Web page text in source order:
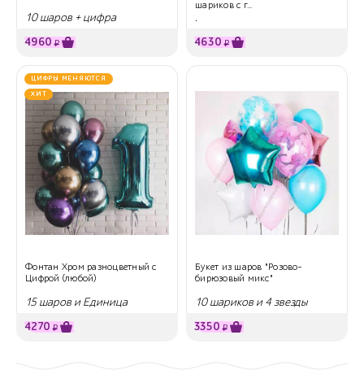
10 шаров + цифра
4960 ₽
шариков с г...
.
4630 ₽
ЦИФРЫ МЕНЯЮТСЯ
ХИТ
Фонтан Хром разноцветный с
Цифрой (любой)
15 шаров и Единица
4270 ₽
Букет из шаров "Розово-
бирюзовый микс"
10 шариков и 4 звезды
3350 ₽